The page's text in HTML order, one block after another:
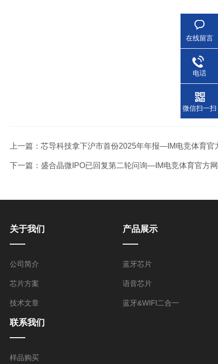
上一篇： 芯导科技拿下沪市首份2025年年报—IM电竞体育官
下一篇： 盛合晶微IPO已回复第二轮问询—IM电竞体育官方
关于我们
公司简介
芯片方案
技术文章
产品展示
蓝牙芯片
语音芯片
蓝牙&WIFI二合一
联系我们
样品购买
在线留言
电话
微信扫一扫